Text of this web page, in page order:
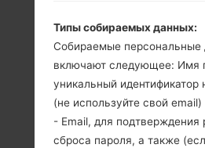
Типы собираемых данных:
Собираемые персональные
включают следующее: Имя
уникальный идентификатор
(не используйте свой email)
- Email, для подтверждения
сброса пароля, а также